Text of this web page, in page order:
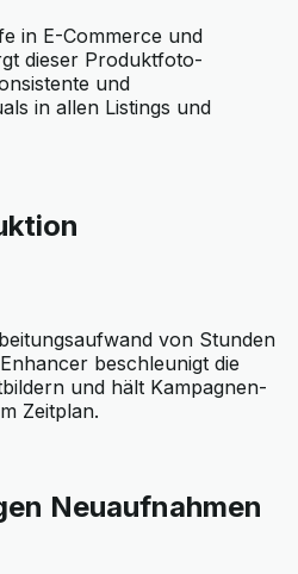
in E-Commerce und
dieser Produktfoto-
und
in allen Listings und
von Stunden
beschleunigt die
und hält Kampagnen-
Zeitplan.
Neuaufnahmen